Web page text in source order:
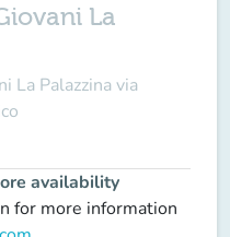
La
La Palazzina via
availability
for more information